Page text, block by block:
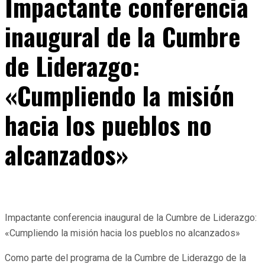
inaugural de la Cumbre
de Liderazgo:
«Cumpliendo la misión
hacia los pueblos no
alcanzados»
Impactante conferencia inaugural de la Cumbre de Liderazgo:
«Cumpliendo la misión hacia los pueblos no alcanzados»
Como parte del programa de la Cumbre de Liderazgo de la